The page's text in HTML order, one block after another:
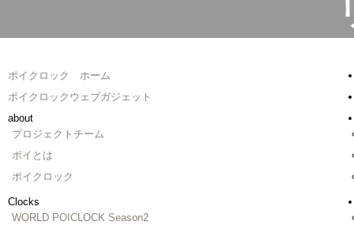
ポイクロック ホーム
ポイクロックウェブガジェット
about
プロジェクトチーム
ポイとは
ポイクロック
Clocks
WORLD POICLOCK Season2